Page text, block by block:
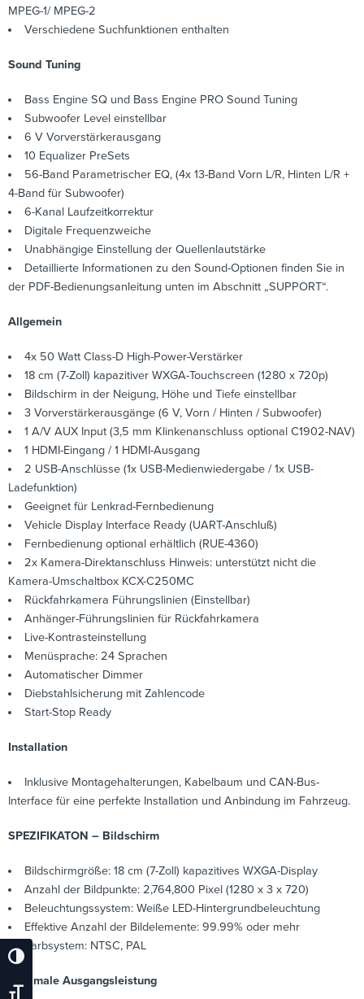
Umschalten Auf Hohe Kontraste
Schrift Vergrößern
MPEG-1/ MPEG-2
Verschiedene Suchfunktionen enthalten
Sound Tuning
Bass Engine SQ und Bass Engine PRO Sound Tuning
Subwoofer Level einstellbar
6 V Vorverstärkerausgang
10 Equalizer PreSets
56-Band Parametrischer EQ, (4x 13-Band Vorn L/R, Hinten L/R +
4-Band für Subwoofer)
6-Kanal Laufzeitkorrektur
Digitale Frequenzweiche
Unabhängige Einstellung der Quellenlautstärke
Detaillierte Informationen zu den Sound-Optionen finden Sie in
der PDF-Bedienungsanleitung unten im Abschnitt „SUPPORT“.
Allgemein
4x 50 Watt Class-D High-Power-Verstärker
18 cm (7-Zoll) kapazitiver WXGA-Touchscreen (1280 x 720p)
Bildschirm in der Neigung, Höhe und Tiefe einstellbar
3 Vorverstärkerausgänge (6 V, Vorn / Hinten / Subwoofer)
1 A/V AUX Input (3,5 mm Klinkenanschluss optional C1902-NAV)
1 HDMI-Eingang / 1 HDMI-Ausgang
2 USB-Anschlüsse (1x USB-Medienwiedergabe / 1x USB-
Ladefunktion)
Geeignet für Lenkrad-Fernbedienung
Vehicle Display Interface Ready (UART-Anschluß)
Fernbedienung optional erhältlich (RUE-4360)
2x Kamera-Direktanschluss Hinweis: unterstützt nicht die
Kamera-Umschaltbox KCX-C250MC
Rückfahrkamera Führungslinien (Einstellbar)
Anhänger-Führungslinien für Rückfahrkamera
Live-Kontrasteinstellung
Menüsprache: 24 Sprachen
Automatischer Dimmer
Diebstahlsicherung mit Zahlencode
Start-Stop Ready
Installation
Inklusive Montagehalterungen, Kabelbaum und CAN-Bus-
Interface für eine perfekte Installation und Anbindung im Fahrzeug.
SPEZIFIKATON – Bildschirm
Bildschirmgröße: 18 cm (7-Zoll) kapazitives WXGA-Display
Anzahl der Bildpunkte: 2,764,800 Pixel (1280 x 3 x 720)
Beleuchtungssystem: Weiße LED-Hintergrundbeleuchtung
Effektive Anzahl der Bildelemente: 99.99% oder mehr
Farbsystem: NTSC, PAL
Maximale Ausgangsleistung